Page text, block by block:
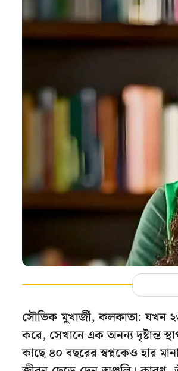
সৌভিক মুখার্জী, কলকাতা: যখন
করে, সেখানে এক অনন্য দৃষ্টান্ত
কাছে ৪০ বছরের স্বপ্নকেও হার